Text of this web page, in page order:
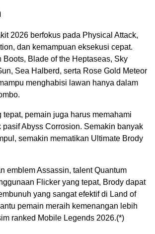
2026 berfokus pada Physical Attack,
dan kemampuan eksekusi cepat.
Boots, Blade of the Heptaseas, Sky
Sea Halberd, serta Rose Gold Meteor
menghabisi lawan hanya dalam
tepat, pemain juga harus memahami
pasif Abyss Corrosion. Semakin banyak
semakin mematikan Ultimate Brody
emblem Assassin, talent Quantum
Flicker yang tepat, Brody dapat
yang sangat efektif di Land of
pemain meraih kemenangan lebih
ranked Mobile Legends 2026.(*)